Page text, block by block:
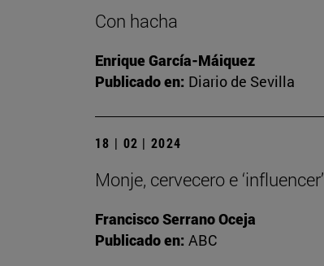
Con hacha
Enrique García-Máiquez
Publicado en: Diario de Sevilla
18 | 02 | 2024
Monje, cervecero e ‘influencer’
Francisco Serrano Oceja
Publicado en: ABC